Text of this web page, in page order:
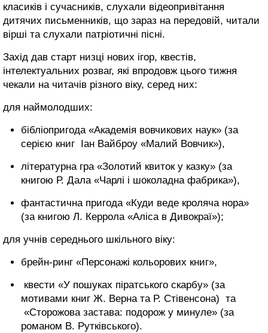
класиків і сучасників, слухали відеопривітання
дитячих письменників, що зараз на передовій, читали
вірші та слухали патріотичні пісні.
Захід дав старт низці нових ігор, квестів,
інтелектуальних розваг, які впродовж цього тижня
чекали на читачів різного віку, серед них:
для наймолодших:
бібліопригода «Академія вовчикових наук» (за
серією книг Іан Вайброу «Малий Вовчик»),
літературна гра «Золотий квиток у казку» (за
книгою Р. Дала «Чарлі і шоколадна фабрика»),
фантастична пригода «Куди веде кроляча нора»
(за книгою Л. Керрола «Аліса в Дивокраї»);
для учнів середнього шкільного віку:
брейн-ринг «Персонажі кольорових книг»,
квести «У пошуках піратського скарбу» (за
мотивами книг Ж. Верна та Р. Стівенсона) та
«Сторожова застава: подорож у минуле» (за
романом В. Рутківського).